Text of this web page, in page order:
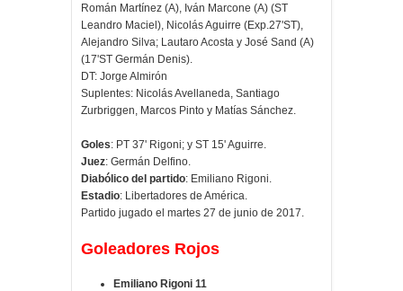
Román Martínez (A), Iván Marcone (A) (ST
Leandro Maciel), Nicolás Aguirre (Exp.27'ST),
Alejandro Silva; Lautaro Acosta y José Sand (A)
(17'ST Germán Denis).
DT: Jorge Almirón
Suplentes: Nicolás Avellaneda, Santiago
Zurbriggen, Marcos Pinto y Matías Sánchez.
Goles: PT 37' Rigoni; y ST 15' Aguirre.
Juez: Germán Delfino.
Diabólico del partido: Emiliano Rigoni.
Estadio: Libertadores de América.
Partido jugado el martes 27 de junio de 2017.
Goleadores Rojos
Emiliano Rigoni 11